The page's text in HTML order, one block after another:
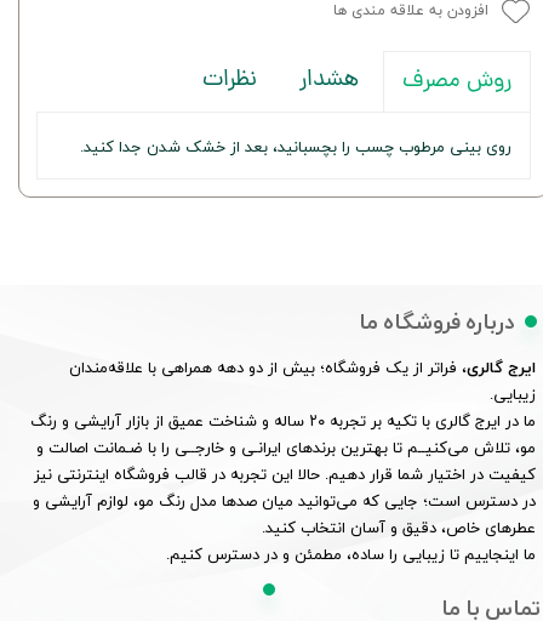
افزودن به علاقه مندی ها
روش مصرف هشدار نظرات
روی بینی مرطوب چسب را بچسبانید، بعد از خشک شدن جدا کنید.
درباره فروشگاه ما
ایرج گالری، فراتر از یک فروشگاه؛ بیش از دو دهه همراهی با علاقه‌مندان
زیبایی.
ما در ایرج گالری با تکیه بر تجربه ۲۰ ساله و شناخت عمیق از بازار آرایشی و رنگ
مو، تلاش می‌کنیــم تا بهترین برندهای ایرانـی و خارجــی را با ضـمانت اصالت و
کیفیت در اختیار شما قرار دهیم. حالا این تجربه در قالب فروشگاه اینترنتی نیز
در دسترس است؛ جایی که می‌توانید میان صدها مدل رنگ مو، لوازم آرایشی و
عطرهای خاص، دقیق و آسان انتخاب کنید.
ما اینجاییم تا زیبایی را ساده، مطمئن و در دسترس کنیم.
تماس با ما